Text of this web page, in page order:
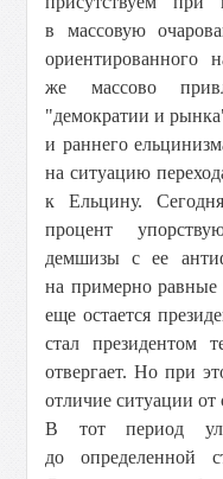
в массовую
ориентированного
же массово
"демократии и
и раннего
на ситуацию
к Ельцину.
процент
демшизы с ее
на примерно равные
еще остается
стал президентом
отвергает. Но при
отличие ситуации от
В тот период
до определенной